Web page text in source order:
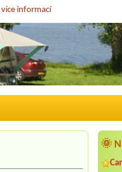
více informací
🌞